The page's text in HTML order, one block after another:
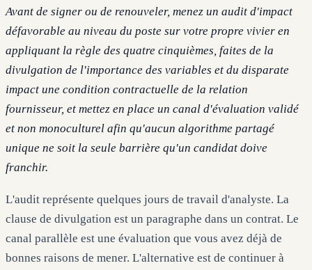
Avant de signer ou de renouveler, menez un audit d'impact
défavorable au niveau du poste sur votre propre vivier en
appliquant la règle des quatre cinquièmes, faites de la
divulgation de l'importance des variables et du disparate
impact une condition contractuelle de la relation
fournisseur, et mettez en place un canal d'évaluation validé
et non monoculturel afin qu'aucun algorithme partagé
unique ne soit la seule barrière qu'un candidat doive
franchir.
L'audit représente quelques jours de travail d'analyste. La
clause de divulgation est un paragraphe dans un contrat. Le
canal parallèle est une évaluation que vous avez déjà de
bonnes raisons de mener. L'alternative est de continuer à